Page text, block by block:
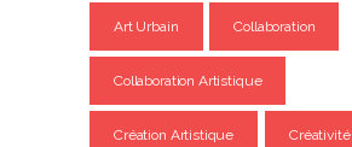
Art Urbain Collaboration
Collaboration Artistique
Création Artistique Créativité